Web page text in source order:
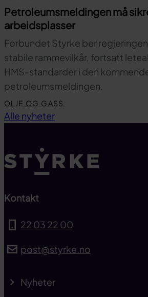
Petroleumsmeldingen må
arbeidsplasser
Forbundet Styrke ber
stabile rammevilkår, fortsatt
HMS-standarder i den
petroleumsmeldingen.
OLJE OG GASS
Alle nyheter
Kontakt
22 03 22 00
post@styrke.no
Nyheter